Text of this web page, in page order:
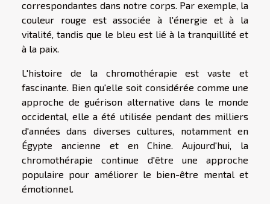
correspondantes dans notre corps. Par exemple, la
couleur rouge est associée à l'énergie et à la
vitalité, tandis que le bleu est lié à la tranquillité et
à la paix.
L'histoire de la chromothérapie est vaste et
fascinante. Bien qu'elle soit considérée comme une
approche de guérison alternative dans le monde
occidental, elle a été utilisée pendant des milliers
d'années dans diverses cultures, notamment en
Égypte ancienne et en Chine. Aujourd'hui, la
chromothérapie continue d'être une approche
populaire pour améliorer le bien-être mental et
émotionnel.